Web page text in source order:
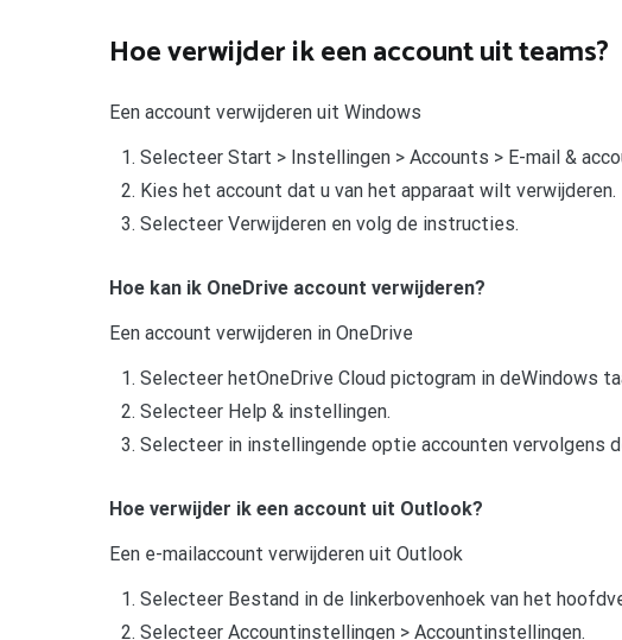
Hoe verwijder ik een account uit teams?
Een account verwijderen uit Windows
Selecteer Start > Instellingen > Accounts > E-mail &
Kies het account dat u van het apparaat wilt verwijderen.
Selecteer Verwijderen en volg de instructies.
Hoe kan ik OneDrive account verwijderen?
Een account verwijderen in OneDrive
Selecteer hetOneDrive Cloud pictogram in deWindows
Selecteer Help & instellingen.
Selecteer in instellingende optie accounten vervolgens
Hoe verwijder ik een account uit Outlook?
Een e-mailaccount verwijderen uit Outlook
Selecteer Bestand in de linkerbovenhoek van het
Selecteer Accountinstellingen > Accountinstellingen.